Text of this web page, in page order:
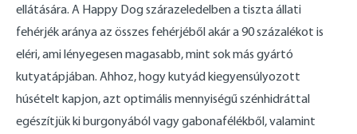
ellátására. A Happy Dog szárazeledelben a tiszta állati
fehérjék aránya az összes fehérjéből akár a 90 százalékot is
eléri, ami lényegesen magasabb, mint sok más gyártó
kutyatápjában. Ahhoz, hogy kutyád kiegyensúlyozott
húsételt kapjon, azt optimális mennyiségű szénhidráttal
egészítjük ki burgonyából vagy gabonafélékből, valamint